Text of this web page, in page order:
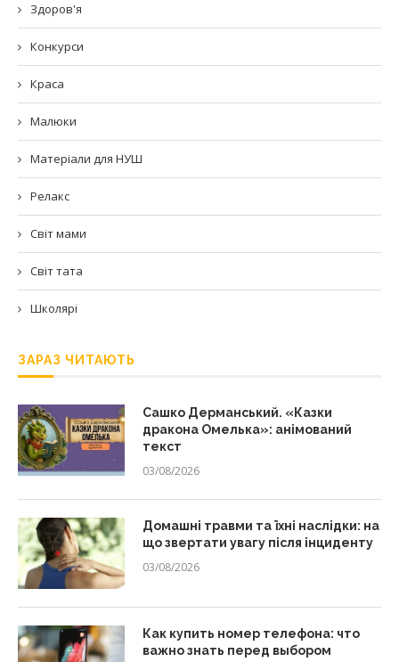
Здоров'я
Конкурси
Краса
Малюки
Матеріали для НУШ
Релакс
Світ мами
Світ тата
Школярі
ЗАРАЗ ЧИТАЮТЬ
Сашко Дерманський. «Казки
дракона Омелька»: анімований
текст
03/08/2026
Домашні травми та їхні наслідки: на
що звертати увагу після інциденту
03/08/2026
Как купить номер телефона: что
важно знать перед выбором